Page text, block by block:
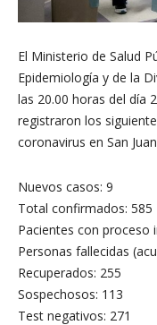
El Ministerio de Salud
Epidemiología y de la
las 20.00 horas del día
registraron los
coronavirus en San
Nuevos casos: 9
Total confirmados: 585
Pacientes con proceso
Personas fallecidas
Recuperados: 255
Sospechosos: 113
Test negativos: 271